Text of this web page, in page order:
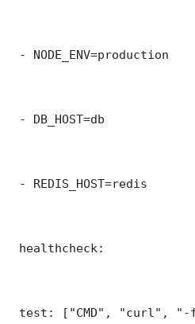
- NODE_ENV=production
- DB_HOST=db
- REDIS_HOST=redis
healthcheck:
test: ["CMD", "curl", "-